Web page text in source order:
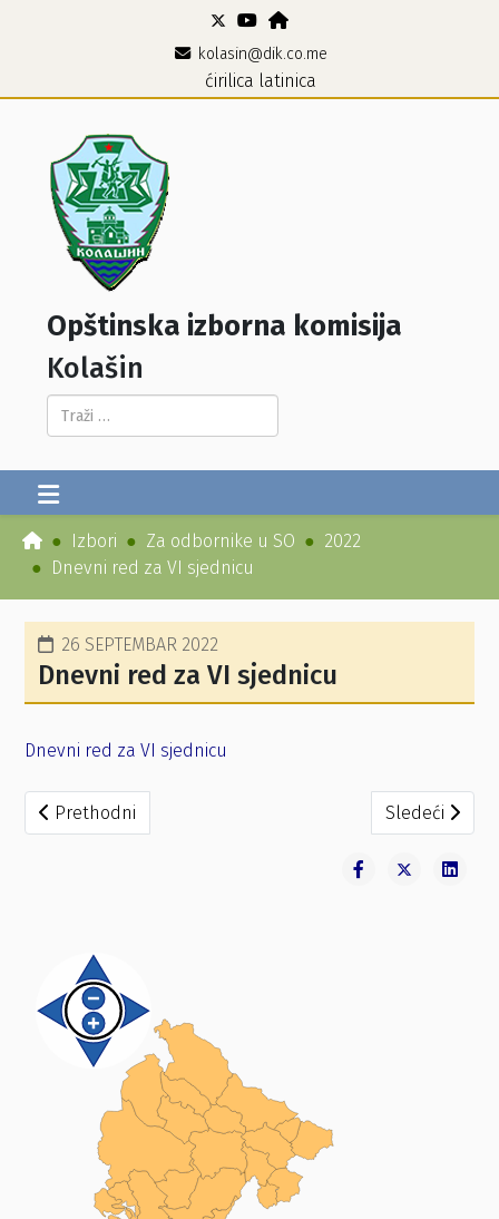
kolasin@dik.co.me
ćirilica latinica
Opštinska izborna komisija
Kolašin
Pretraga...
Izbori Za odbornike u SO
2022
Dnevni red za VI sjednicu
26 SEPTEMBAR 2022
Dnevni red za VI sjednicu
Dnevni red za VI sjednicu
Prethodni članak: Zaključak o otklanjanju nedostataka
Prethodni Sledeći
Sledeći